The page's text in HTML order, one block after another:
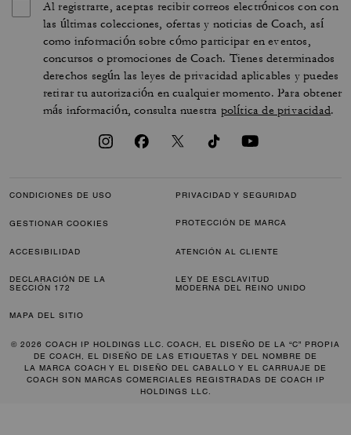
Al registrarte, aceptas recibir correos electrónicos con con
las últimas colecciones, ofertas y noticias de Coach, así
como información sobre cómo participar en eventos,
concursos o promociones de Coach. Tienes determinados
derechos según las leyes de privacidad aplicables y puedes
retirar tu autorización en cualquier momento. Para obtener
más información, consulta nuestra política de privacidad.
CONDICIONES DE USO PRIVACIDAD Y SEGURIDAD
GESTIONAR COOKIES PROTECCIÓN DE MARCA
ACCESIBILIDAD ATENCIÓN AL CLIENTE
DECLARACIÓN DE LA
SECCIÓN 172
LEY DE ESCLAVITUD
MODERNA DEL REINO UNIDO
MAPA DEL SITIO
© 2026 COACH IP HOLDINGS LLC. COACH, EL DISEÑO DE LA “C” PROPIA
DE COACH, EL DISEÑO DE LAS ETIQUETAS Y DEL NOMBRE DE
LA MARCA COACH Y EL DISEÑO DEL CABALLO Y EL CARRUAJE DE
COACH SON MARCAS COMERCIALES REGISTRADAS DE COACH IP
HOLDINGS LLC.